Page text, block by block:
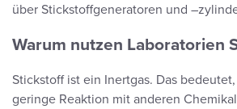
über Stickstoffgeneratoren und
Warum nutzen Laboratorien
Stickstoff ist ein Inertgas. Das
geringe Reaktion mit anderen